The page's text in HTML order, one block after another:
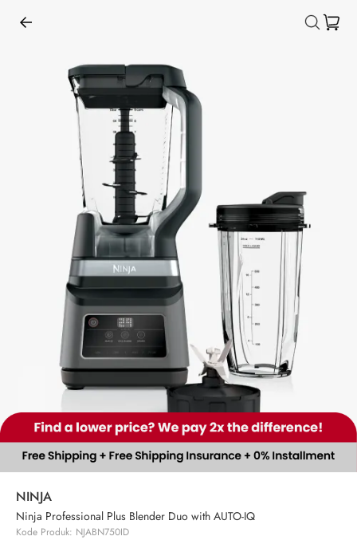
NINJA
Ninja Professional Plus Blender Duo with AUTO-IQ
Kode Produk: NJABN750ID